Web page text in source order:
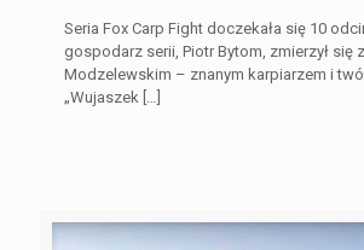
Seria Fox Carp Fight doczekała się 10
gospodarz serii, Piotr Bytom, zmierzył się
Modzelewskim – znanym karpiarzem i
„Wujaszek […]